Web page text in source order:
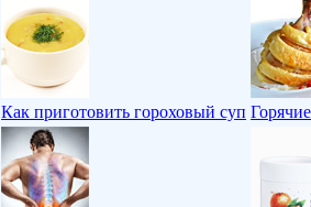
Как приготовить гороховый суп